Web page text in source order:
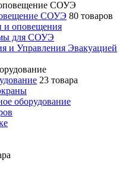
СОУЭ 80 товаров
и оповещения
для СОУЭ
и Управления Эвакуацией
23 товара
оборудование